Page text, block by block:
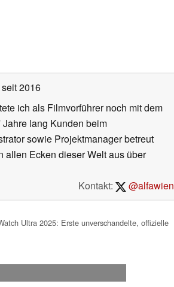
seit 2016
ich als Filmvorführer noch mit dem
lang Kunden beim
sowie Projektmanager betreut
allen Ecken dieser Welt aus über
Kontakt:
@alfawien
Ultra 2025: Erste unverschandelte, offizielle